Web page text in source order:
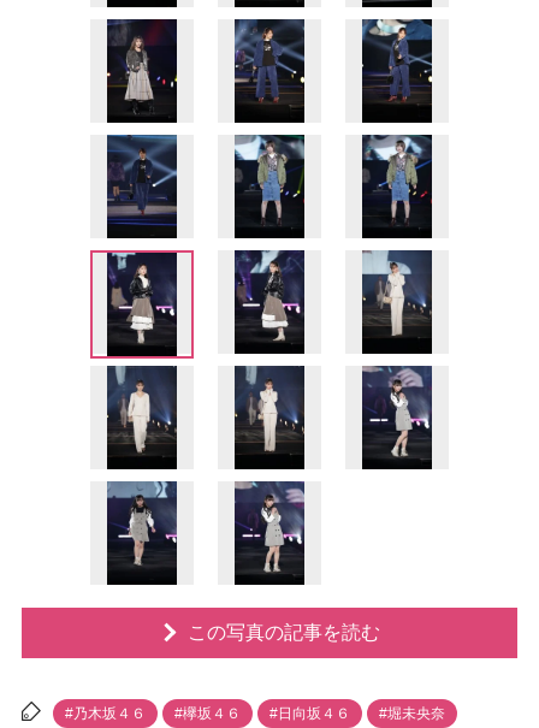
この写真の記事を読む
#乃木坂４６ #欅坂４６ #日向坂４６ #堀未央奈